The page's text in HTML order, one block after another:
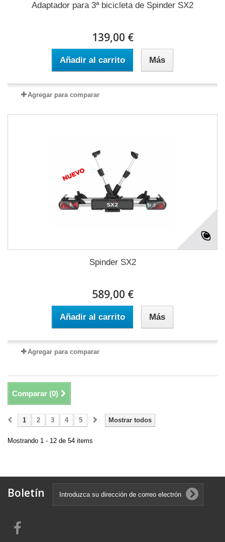
Adaptador para 3ª bicicleta de Spinder SX2
139,00 €
Añadir al carrito Más
Agregar para comparar
Spinder SX2
589,00 €
Añadir al carrito Más
Agregar para comparar
Comparar (0)
Mostrar todos
1 2 3 4 5
Mostrando 1 - 12 de 54 items
Boletín